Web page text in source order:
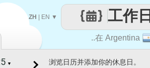
..在 Argentina
工作日
ZH EN ▼
▼ 浏览日历并添加你的休息日。